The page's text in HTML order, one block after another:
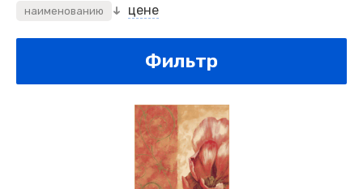
наименованию цене
Фильтр